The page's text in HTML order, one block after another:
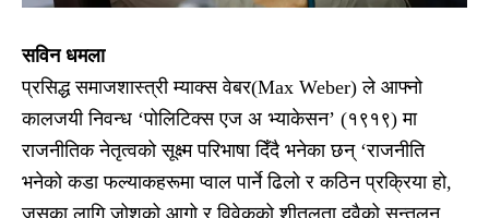
सविन धमला
प्रसिद्ध समाजशास्त्री म्याक्स वेबर(Max Weber) ले आफ्नो
कालजयी निवन्ध ‘पोलिटिक्स एज अ भ्याकेसन’ (१९१९) मा
राजनीतिक नेतृत्वको सूक्ष्म परिभाषा दिँदै भनेका छन् ‘राजनीति
भनेको कडा फल्याकहरूमा प्वाल पार्ने ढिलो र कठिन प्रक्रिया हो,